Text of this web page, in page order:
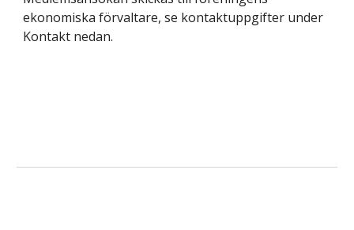
ekonomiska förvaltare, se kontaktuppgifter under
Kontakt nedan.